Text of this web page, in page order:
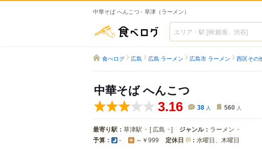
中華そば へんこつ - 草津（ラーメン）
食べログ
食べログ 広島 広島 ラーメン 広島市 ラーメン 西区その
中華そば へんこつ
3.16 38 人 560 人
最寄り駅： 草津駅 [ 広島 ] ジャンル： ラーメン
予算： - ～￥999 定休日 ： 水曜日、木曜日